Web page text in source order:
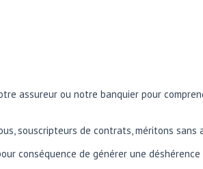
assureur ou notre banquier pour
souscripteurs de contrats, méritons
conséquence de générer une